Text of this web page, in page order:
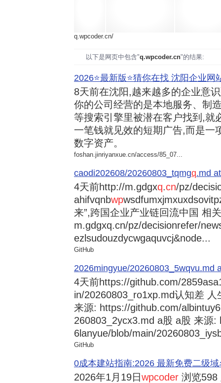
q.wpcoder.cn/
以下是网页中包含"q.wpcoder.cn"的结果:
2026⭐️最新版⭐️猜你在找 沈阳企业网
8天前在沈阳,越来越多的企业意
你的公司经营的是本地服务、制
等搜索引擎里被潜在客户找到,就
一笔钱就见效的短期广告,而是一
数字资产。
foshan.jinriyanxue.cn/access/85_07...
caodi202608/20260803_tqmgq.md
4天前http://m.gdgxq.cn/pz/
ahifvqnbwp
来”,跨国企业产业链回流中国 相
m.gdgxq.cn/pz/decisionrefer/
ezlsudouzdycwgaquvcj&node...
GitHub
2026mingyue/20260803_5wqvu.md
4天前https://github.com/
in/20260803_ro1xp.md认知差
来源: https://github.com/
260803_2ycx3.md a股 a股 来源
6lanyue/blob/main/
GitHub
0成本建站指南:2026 最新免费二级
2026年1月19日wpcoder 浏览598